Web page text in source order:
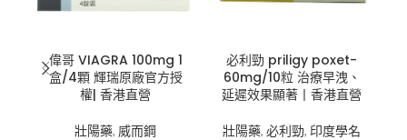
偉哥 VIAGRA 100mg 1
盒/4顆 輝瑞原廠官方授
權| 香港直營
壯陽藥, 威而鋼
必利勁 priligy poxet-
60mg/10粒 治療早洩、
延遲效果顯著丨香港直營
壯陽藥, 必利勁, 印度學名